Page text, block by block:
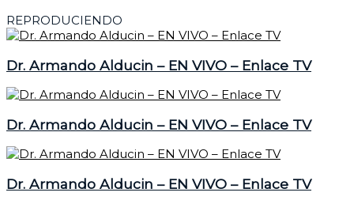
REPRODUCIENDO
Dr. Armando Alducin – EN VIVO – Enlace TV
Dr. Armando Alducin – EN VIVO – Enlace TV
Dr. Armando Alducin – EN VIVO – Enlace TV